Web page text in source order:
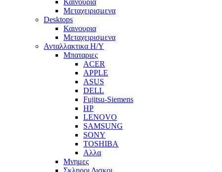
Καινουρια
Μεταχειρισμενα
Desktops
Καινουρια
Μεταχειρισμενα
Ανταλλακτικα H/Y
Μπαταριες
ACER
APPLE
ASUS
DELL
Fujitsu-Siemens
HP
LENOVO
SAMSUNG
SONY
TOSHIBA
Αλλα
Μνημες
Σκληροι Δισκοι